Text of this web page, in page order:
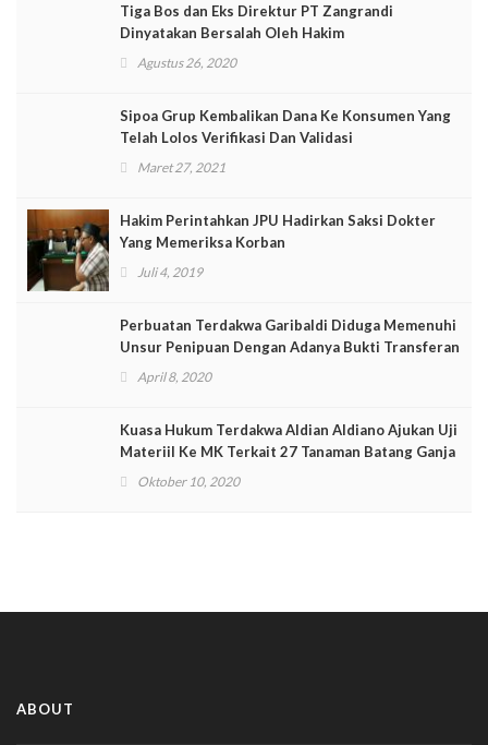
Tiga Bos dan Eks Direktur PT Zangrandi
Dinyatakan Bersalah Oleh Hakim
Agustus 26, 2020
Sipoa Grup Kembalikan Dana Ke Konsumen Yang
Telah Lolos Verifikasi Dan Validasi
Maret 27, 2021
Hakim Perintahkan JPU Hadirkan Saksi Dokter
Yang Memeriksa Korban
Juli 4, 2019
Perbuatan Terdakwa Garibaldi Diduga Memenuhi
Unsur Penipuan Dengan Adanya Bukti Transferan
April 8, 2020
Kuasa Hukum Terdakwa Aldian Aldiano Ajukan Uji
Materiil Ke MK Terkait 27 Tanaman Batang Ganja
Oktober 10, 2020
ABOUT